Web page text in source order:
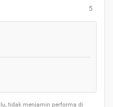
5
tidak menjamin performa di